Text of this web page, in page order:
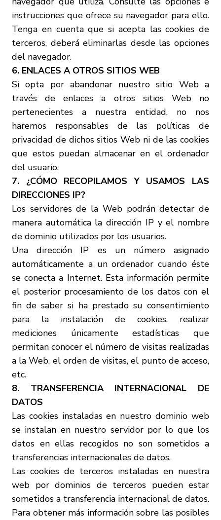
instrucciones que ofrece su navegador para ello.
Tenga en cuenta que si acepta las cookies de
terceros, deberá eliminarlas desde las opciones
del navegador.
6. ENLACES A OTROS SITIOS WEB
Si opta por abandonar nuestro sitio Web a
través de enlaces a otros sitios Web no
pertenecientes a nuestra entidad, no nos
haremos responsables de las políticas de
privacidad de dichos sitios Web ni de las cookies
que estos puedan almacenar en el ordenador
del usuario.
7. ¿CÓMO RECOPILAMOS Y USAMOS LAS
DIRECCIONES IP?
Los servidores de la Web podrán detectar de
manera automática la dirección IP y el nombre
de dominio utilizados por los usuarios.
Una dirección IP es un número asignado
automáticamente a un ordenador cuando éste
se conecta a Internet. Esta información permite
el posterior procesamiento de los datos con el
fin de saber si ha prestado su consentimiento
para la instalación de cookies, realizar
mediciones únicamente estadísticas que
permitan conocer el número de visitas realizadas
a la Web, el orden de visitas, el punto de acceso,
etc.
8. TRANSFERENCIA INTERNACIONAL DE
DATOS
Las cookies instaladas en nuestro dominio web
se instalan en nuestro servidor por lo que los
datos en ellas recogidos no son sometidos a
transferencias internacionales de datos.
Las cookies de terceros instaladas en nuestra
web por dominios de terceros pueden estar
sometidos a transferencia internacional de datos.
Para obtener más información sobre las posibles